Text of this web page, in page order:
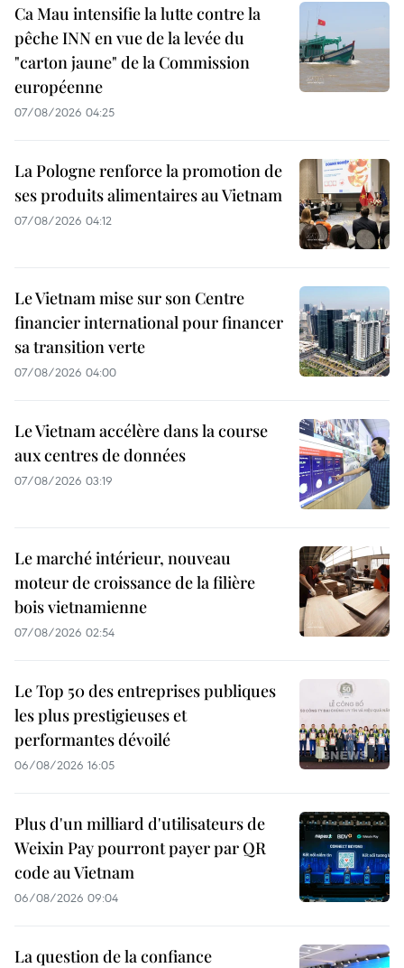
Ca Mau intensifie la lutte contre la
pêche INN en vue de la levée du
"carton jaune" de la Commission
européenne
07/08/2026 04:25
La Pologne renforce la promotion de
ses produits alimentaires au Vietnam
07/08/2026 04:12
Le Vietnam mise sur son Centre
financier international pour financer
sa transition verte
07/08/2026 04:00
Le Vietnam accélère dans la course
aux centres de données
07/08/2026 03:19
Le marché intérieur, nouveau
moteur de croissance de la filière
bois vietnamienne
07/08/2026 02:54
Le Top 50 des entreprises publiques
les plus prestigieuses et
performantes dévoilé
06/08/2026 16:05
Plus d'un milliard d'utilisateurs de
Weixin Pay pourront payer par QR
code au Vietnam
06/08/2026 09:04
La question de la confiance